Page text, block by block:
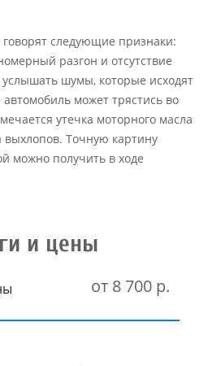
следующие признаки:
разгон и отсутствие
шумы, которые исходят
может трястись во
утечка моторного масла
выхлопов. Точную картину
можно получить в ходе
и цены
от 8 700 р.